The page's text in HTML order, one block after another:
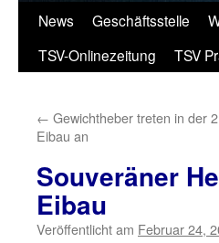
News Geschäftsstelle
TSV-Onlinezeitung
TSV
← Gewichtheber treten in der
Eibau an
Souveräner
Eibau
Veröffentlicht am Februar 24,